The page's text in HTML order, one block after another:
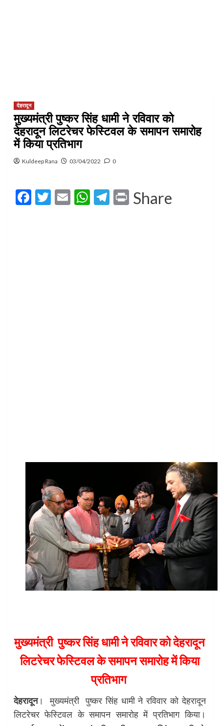
देहरादून
मुख्यमंत्री पुष्कर सिंह धामी ने रविवार को
देहरादून लिटरेचर फेस्टिवल के समापन समारोह
में किया प्रतिभाग
Kuldeep Rana 03/04/2022 0
Facebook
Twitter
EmailWhatsApp
Telegram
Print
Share
मुख्यमंत्री पुष्कर सिंह धामी ने रविवार को देहरादून
लिटरेचर फेस्टिवल के समापन समारोह में किया
प्रतिभाग
देहरादून। मुख्यमंत्री पुष्कर सिंह धामी ने रविवार को देहरादून
लिटरेचर फेस्टिवल के समापन समारोह में प्रतिभाग किया।